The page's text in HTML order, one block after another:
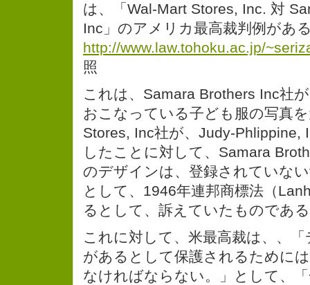
は、「Wal-Mart Stores, Inc. 対
Inc」のアメリカ最高裁判例があ
http://www.law.tohoku.ac.jp/
照
これは、Samara Brothers Inc社
おこなっている子ども服の写真
Stores, Inc社が、Judy-Phlippine,
したことに対して、Samara
のデザインは、登録されていな
として、1946年連邦商標法（
るとして、訴えていたものであ
これに対して、米最高裁は、、
があるとして保護されるために
なければならない。」として、